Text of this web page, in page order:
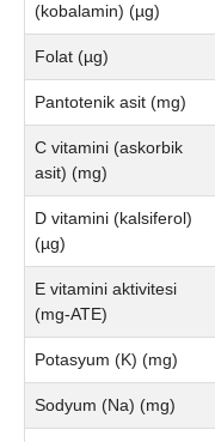
(kobalamin) (µg)
Folat (µg)
Pantotenik asit (mg)
C vitamini (askorbik
asit) (mg)
D vitamini (kalsiferol)
(µg)
E vitamini aktivitesi
(mg-ATE)
Potasyum (K) (mg)
Sodyum (Na) (mg)